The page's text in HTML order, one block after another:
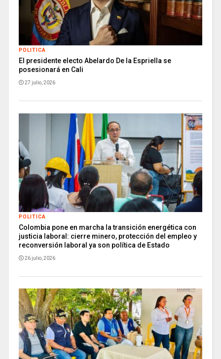
POLITICA
El presidente electo Abelardo De la Espriella se
posesionará en Cali
27 julio, 2026
POLITICA
Colombia pone en marcha la transición energética con
justicia laboral: cierre minero, protección del empleo y
reconversión laboral ya son política de Estado
26 julio, 2026